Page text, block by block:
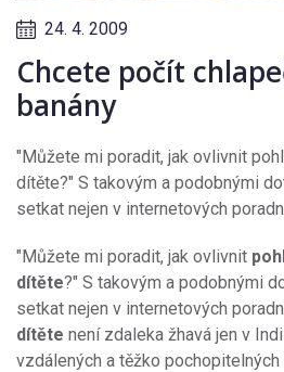
24. 4. 2009
Chcete počít
banány
"Můžete mi poradit, jak ovlivnit
dítěte?" S takovým a podobnými
setkat nejen v internetových
"Můžete mi poradit, jak ovlivnit
dítěte?" S takovým a podobnými
setkat nejen v internetových
dítěte není zdaleka žhavá jen v
vzdálených a těžko